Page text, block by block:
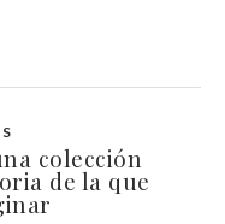
colección
de la que